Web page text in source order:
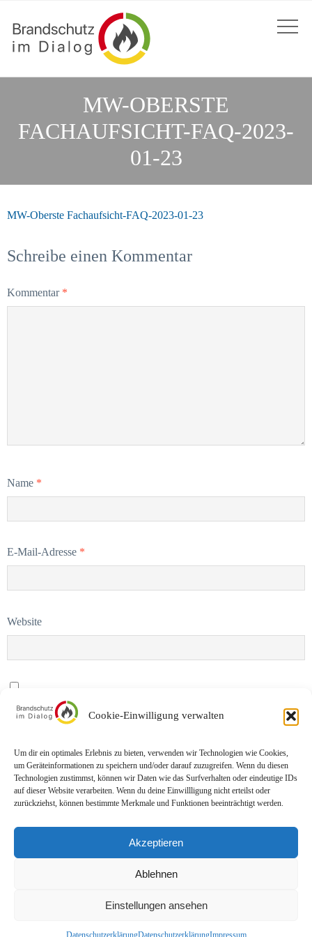
Cookie-Einwilligung verwalten
Um dir ein optimales Erlebnis zu bieten, verwenden wir Technologien wie Cookies,
um Geräteinformationen zu speichern und/oder darauf zuzugreifen. Wenn du diesen
Technologien zustimmst, können wir Daten wie das Surfverhalten oder eindeutige IDs
auf dieser Website verarbeiten. Wenn du deine Einwillligung nicht erteilst oder
zurückziehst, können bestimmte Merkmale und Funktionen beeinträchtigt werden.
Akzeptieren
Ablehnen
Einstellungen ansehen
DatenschutzerklärungDatenschutzerklärungImpressum
MW-OBERSTE
FACHAUFSICHT-FAQ-2023-
01-23
MW-Oberste Fachaufsicht-FAQ-2023-01-23
Schreibe einen Kommentar
Kommentar *
Name *
E-Mail-Adresse *
Website
Name, E-Mail-Adresse und Website in diesem Browser für meinen
Impressum Datenschutz
© Brandschutz im Dialog | Stand: 10/2025